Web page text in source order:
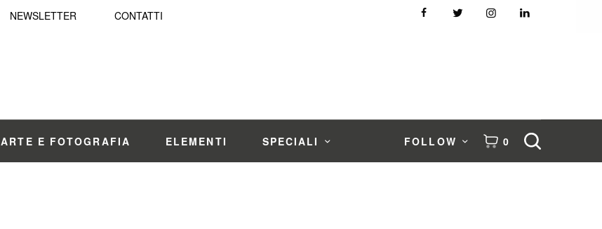
NEWSLETTER CONTATTI
ARTE E FOTOGRAFIA ELEMENTI SPECIALI FOLLOW 0